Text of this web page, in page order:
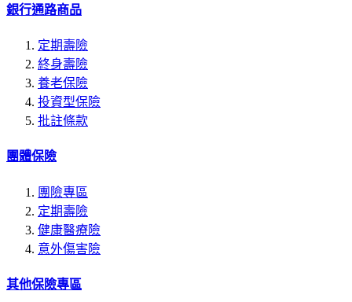
銀行通路商品
定期壽險
終身壽險
養老保險
投資型保險
批註條款
團體保險
團險專區
定期壽險
健康醫療險
意外傷害險
其他保險專區